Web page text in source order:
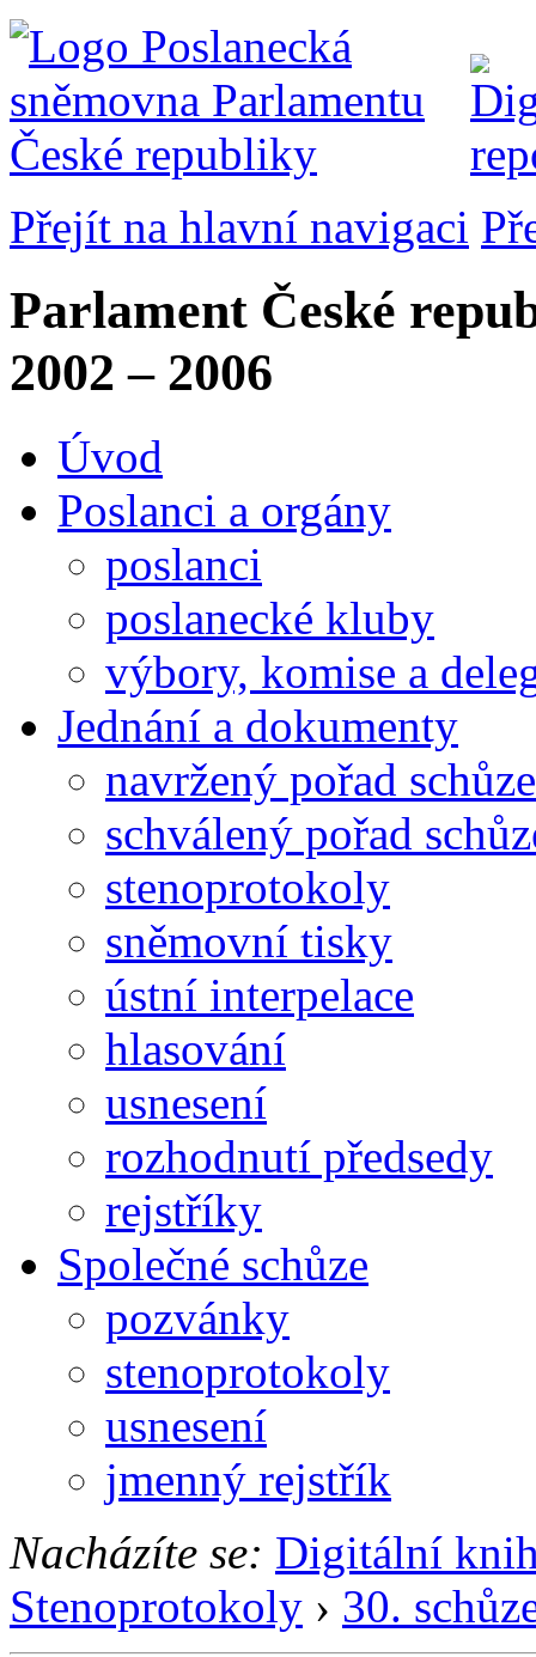
Přejít na hlavní navigaci
Parlament České
2002 – 2006
Úvod
Poslanci a orgány
poslanci
poslanecké kluby
výbory, komise a
Jednání a dokumenty
navržený pořad schůze
schválený pořad
stenoprotokoly
sněmovní tisky
ústní interpelace
hlasování
usnesení
rozhodnutí předsedy
rejstříky
Společné schůze
pozvánky
stenoprotokoly
usnesení
jmenný rejstřík
Nacházíte se: Digitální
Stenoprotokoly › 30.